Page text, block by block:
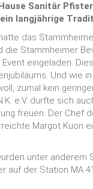
Sanitär
langjährige
das
die Stammheimer
eingeladen.
Und wie
zumal kein
e.V. durfte sich
freuen. Der Chef
Margot Kuon
unter anderem
auf der Station MA